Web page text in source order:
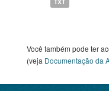
Você também pode ter
(veja Documentação da